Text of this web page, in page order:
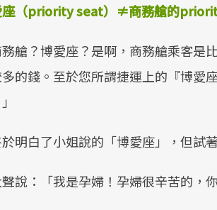
（priority seat）≠商務艙的
務艙？博愛座？是啊，商務艙乘客
的錢。至於您所謂捷運上的『博
明白了小姐說的「博愛座」，但試
說：「我是孕婦！孕婦很辛苦的，